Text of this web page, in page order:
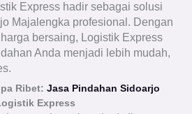
Express hadir sebagai solusi
Majalengka profesional. Dengan
bersaing, Logistik Express
Anda menjadi lebih mudah,
Ribet:Jasa Pindahan Sidoarjo
Express